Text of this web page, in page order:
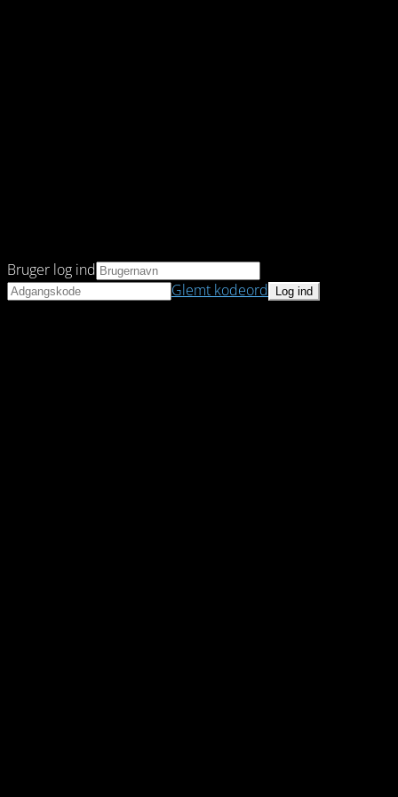
Bruger log ind
Glemt kodeord